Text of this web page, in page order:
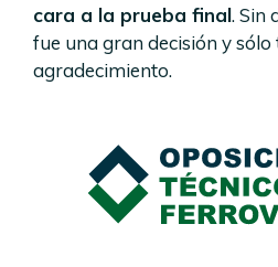
cara a la prueba final. Sin
fue una gran decisión y
agradecimiento.